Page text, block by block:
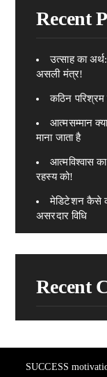
Recent
उत्साह का
असली मंत्र!
कठिन
आत्मसम्मान
माना जाता है
आत्मविश्वास
रहस्य को!
मेडिटेशन कैसे
असरदार विधि
Recent
SUCCESS